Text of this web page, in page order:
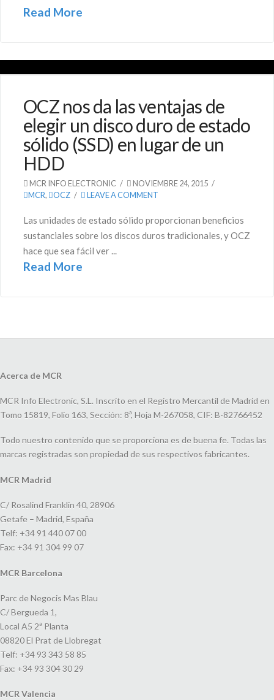
Read More
OCZ nos da las ventajas de
elegir un disco duro de estado
sólido (SSD) en lugar de un
HDD
MCR INFO ELECTRONIC
NOVIEMBRE 24, 2015
MCR, OCZ LEAVE A COMMENT
Las unidades de estado sólido proporcionan beneficios
sustanciales sobre los discos duros tradicionales, y OCZ
hace que sea fácil ver ...
Read More
Acerca de MCR
MCR Info Electronic, S.L. Inscrito en el Registro Mercantil de Madrid en
Tomo 15819, Folio 163, Sección: 8ª, Hoja M-267058, CIF: B-82766452
Todo nuestro contenido que se proporciona es de buena fe. Todas las
marcas registradas son propiedad de sus respectivos fabricantes.
MCR Madrid
C/ Rosalind Franklin 40, 28906
Getafe – Madrid, España
Telf: +34 91 440 07 00
Fax: +34 91 304 99 07
MCR Barcelona
Parc de Negocis Mas Blau
C/ Bergueda 1,
Local A5 2ª Planta
08820 El Prat de Llobregat
Telf: +34 93 343 58 85
Fax: +34 93 304 30 29
MCR Valencia